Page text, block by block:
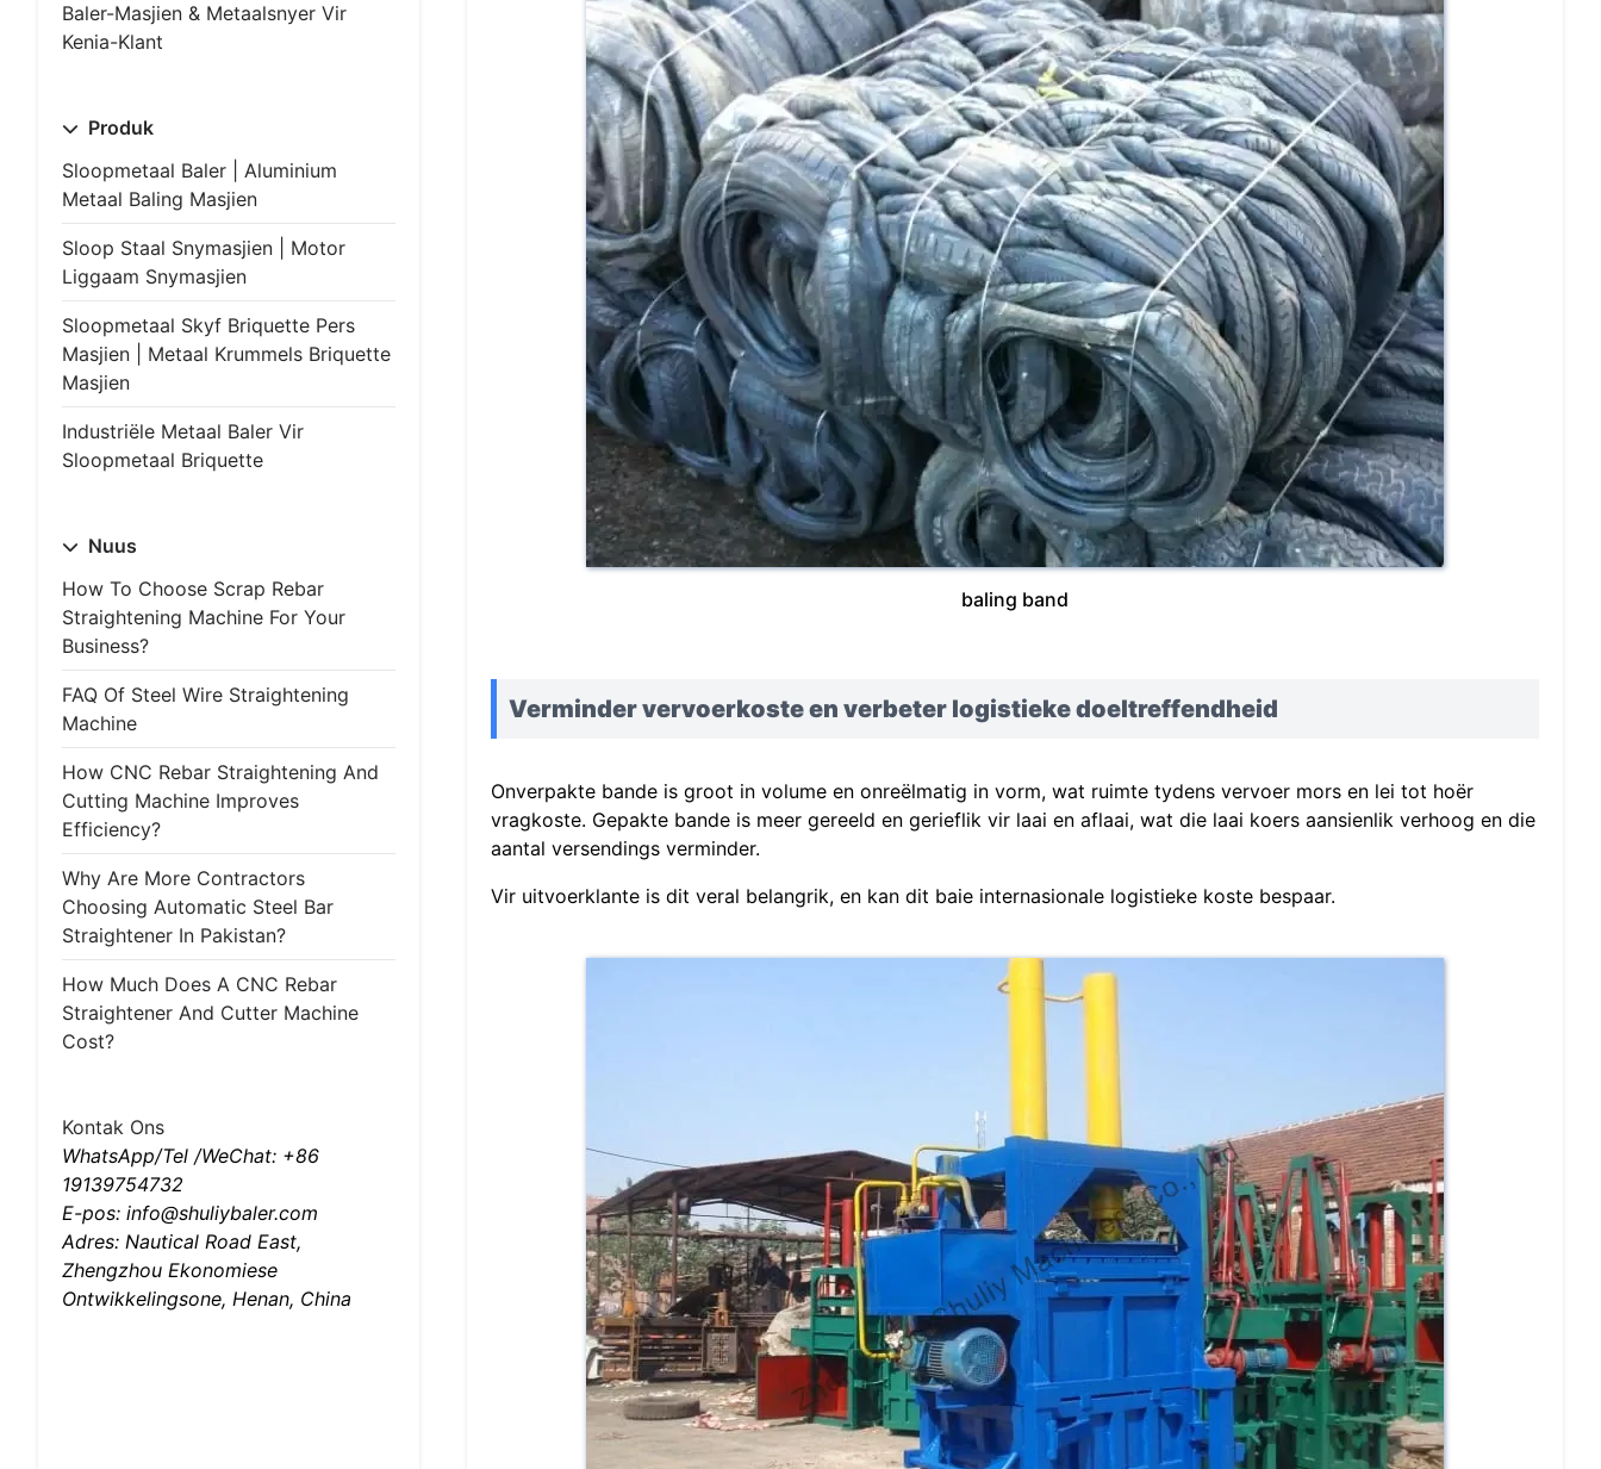
Baler-Masjien & Metaalsnyer Vir
Kenia-Klant
Produk
Sloopmetaal Baler | Aluminium
Metaal Baling Masjien
Sloop Staal Snymasjien | Motor
Liggaam Snymasjien
Sloopmetaal Skyf Briquette Pers
Masjien | Metaal Krummels Briquette
Masjien
Industriële Metaal Baler Vir
Sloopmetaal Briquette
Nuus
How To Choose Scrap Rebar
Straightening Machine For Your
Business?
FAQ Of Steel Wire Straightening
Machine
How CNC Rebar Straightening And
Cutting Machine Improves
Efficiency?
Why Are More Contractors
Choosing Automatic Steel Bar
Straightener In Pakistan?
How Much Does A CNC Rebar
Straightener And Cutter Machine
Cost?
Kontak Ons
WhatsApp/Tel /WeChat: +86
19139754732
E-pos: info@shuliybaler.com
Adres: Nautical Road East,
Zhengzhou Ekonomiese
Ontwikkelingsone, Henan, China
baling band
Verminder vervoerkoste en verbeter logistieke doeltreffendheid
Onverpakte bande is groot in volume en onreëlmatig in vorm, wat ruimte tydens vervoer mors en lei tot hoër
vragkoste. Gepakte bande is meer gereeld en gerieflik vir laai en aflaai, wat die laai koers aansienlik verhoog en die
aantal versendings verminder.
Vir uitvoerklante is dit veral belangrik, en kan dit baie internasionale logistieke koste bespaar.